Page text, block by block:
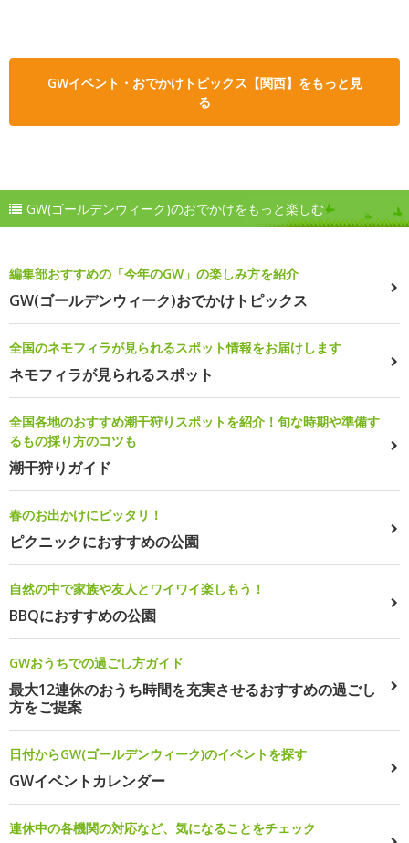
GWイベント・おでかけトピックス【関西】をもっと見
る
GW(ゴールデンウィーク)のおでかけをもっと楽しむ
編集部おすすめの「今年のGW」の楽しみ方を紹介
GW(ゴールデンウィーク)おでかけトピックス
全国のネモフィラが見られるスポット情報をお届けします
ネモフィラが見られるスポット
全国各地のおすすめ潮干狩りスポットを紹介！旬な時期や準備す
るもの採り方のコツも
潮干狩りガイド
春のお出かけにピッタリ！
ピクニックにおすすめの公園
自然の中で家族や友人とワイワイ楽しもう！
BBQにおすすめの公園
GWおうちでの過ごし方ガイド
最大12連休のおうち時間を充実させるおすすめの過ごし
方をご提案
日付からGW(ゴールデンウィーク)のイベントを探す
GWイベントカレンダー
連休中の各機関の対応など、気になることをチェック